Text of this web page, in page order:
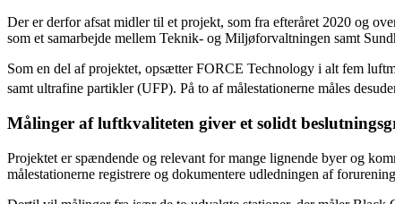
Der er derfor afsat midler til et projekt, som fra efteråret 2020 og
som et samarbejde mellem Teknik- og Miljøforvaltningen samt
Som en del af projektet, opsætter FORCE Technology i alt fem
samt ultrafine partikler (UFP). På to af målestationerne måles
Målinger af luftkvaliteten giver et solidt
Projektet er spændende og relevant for mange lignende byer og
målestationerne registrere og dokumentere udledningen af